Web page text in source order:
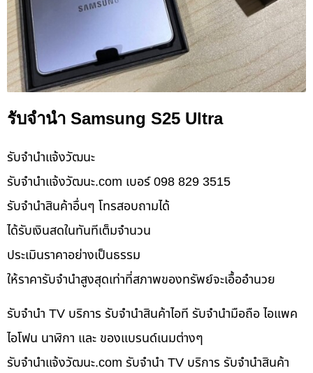
รับจำนำ Samsung S25 Ultra
รับจํานําแจ้งวัฒนะ
รับจํานําแจ้งวัฒนะ.com เบอร์ 098 829 3515
รับจำนำสินค้าอื่นๆ โทรสอบถามได้
ได้รับเงินสดในทันทีเต็มจำนวน
ประเมินราคาอย่างเป็นธรรม
ให้ราคารับจำนำสูงสุดเท่าที่สภาพของทรัพย์จะเอื้ออำนวย
รับจำนำ TV บริการ รับจำนำสินค้าไอที รับจำนำมือถือ ไอแพค
ไอโฟน นาฬิกา และ ของแบรนด์เนมต่างๆ
รับจํานําแจ้งวัฒนะ.com รับจำนำ TV บริการ รับจำนำสินค้า